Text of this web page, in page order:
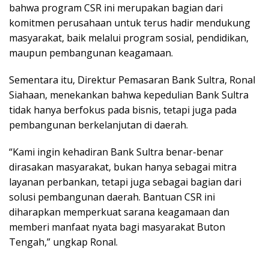
bahwa program CSR ini merupakan bagian dari
komitmen perusahaan untuk terus hadir mendukung
masyarakat, baik melalui program sosial, pendidikan,
maupun pembangunan keagamaan.
Sementara itu, Direktur Pemasaran Bank Sultra, Ronal
Siahaan, menekankan bahwa kepedulian Bank Sultra
tidak hanya berfokus pada bisnis, tetapi juga pada
pembangunan berkelanjutan di daerah.
“Kami ingin kehadiran Bank Sultra benar-benar
dirasakan masyarakat, bukan hanya sebagai mitra
layanan perbankan, tetapi juga sebagai bagian dari
solusi pembangunan daerah. Bantuan CSR ini
diharapkan memperkuat sarana keagamaan dan
memberi manfaat nyata bagi masyarakat Buton
Tengah,” ungkap Ronal.